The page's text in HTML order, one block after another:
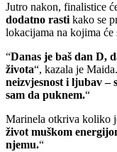
Jutro nakon, finalistice
dodatno rasti kako se
lokacijama na kojima će
“Danas je baš dan D,
života“, kazala je
neizvjesnost i ljubav –
sam da puknem.“
Marinela otkriva koliko
život muškom
njemu.“